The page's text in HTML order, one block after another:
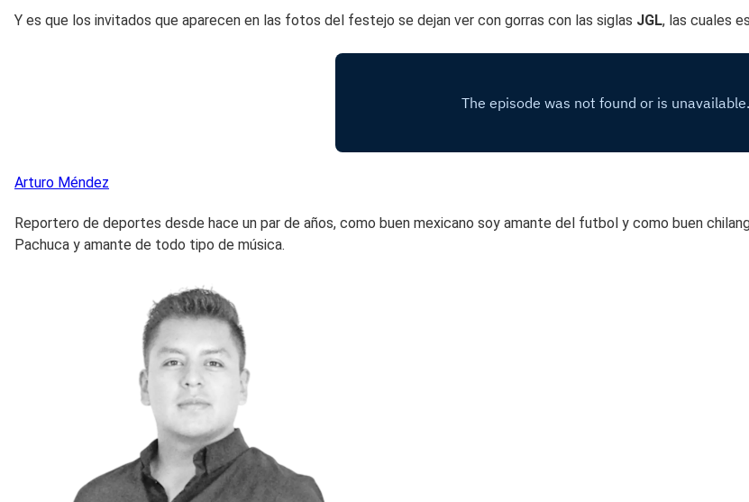
Y es que los invitados que aparecen en las fotos del festejo se dejan ver con gorras con las siglas JGL, las cuales
Arturo Méndez
Reportero de deportes desde hace un par de años, como buen mexicano soy amante del futbol y como buen
Pachuca y amante de todo tipo de música.